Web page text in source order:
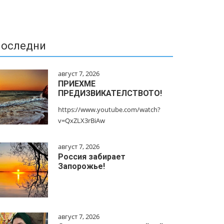
август 7, 2026
ПРИЕХМЕ
ПРЕДИЗВИКАТЕЛСТВОТО!
https://www.youtube.com/watch?
v=QxZLX3rBiAw
август 7, 2026
Россия забирает
Запорожье!
август 7, 2026